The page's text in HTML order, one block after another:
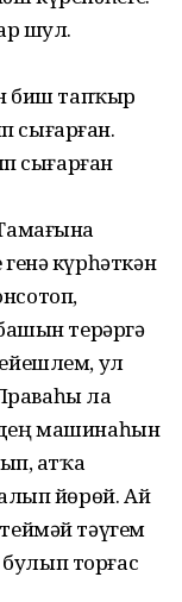
шул.
биш тапҡыр
сығарған.
сығарған
күрһәткән
терәргә
ул
ла
машинаһын
атҡа
йөрөй. Ай
тәүгем
торғас